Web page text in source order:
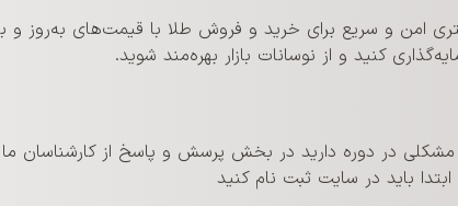
امن و سریع برای خرید و فروش طلا با قیمت‌های
کنید و از نوسانات بازار بهره‌مند شوید.
مشکلی در دوره دارید در بخش پرسش و پاسخ از کارشناسان
باید در سایت ثبت نام کنید